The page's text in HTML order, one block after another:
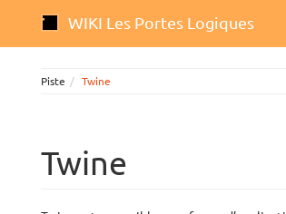
WIKI Les Portes Logiques
Piste Twine
Twine